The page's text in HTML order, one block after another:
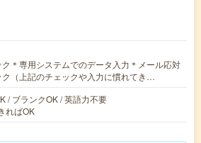
ク＊専用システムでのデータ入力＊メール応対
ク（上記のチェックや入力に慣れてき…
/ ブランクOK / 英語力不要
ればOK